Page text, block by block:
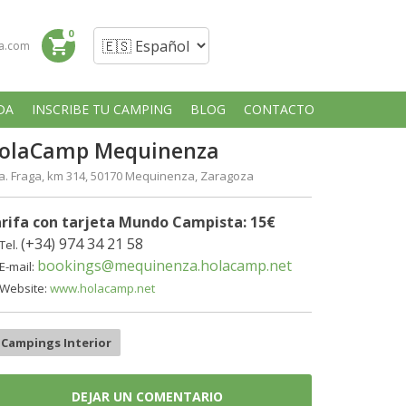
shopping_cart
0
INSCRIBE TU CAMPING BLOG CONTACTO
Mequinenza
Fraga, km 314, 50170 Mequinenza, Zaragoza
con tarjeta Mundo Campista: 15€
Tel.(+34) 974 34 21 58
E-mail: bookings@mequinenza.holacamp.net
Website:www.holacamp.net
Campings Interior
DEJAR UN COMENTARIO